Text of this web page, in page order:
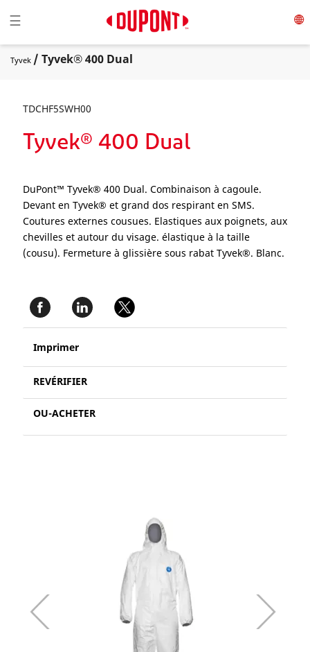
Toggle navigation
☰
Tyvek / Tyvek® 400 Dual
TDCHF5SWH00
Tyvek® 400 Dual
DuPont™ Tyvek® 400 Dual. Combinaison à cagoule.
Devant en Tyvek® et grand dos respirant en SMS.
Coutures externes cousues. Elastiques aux poignets, aux
chevilles et autour du visage. élastique à la taille
(cousu). Fermeture à glissière sous rabat Tyvek®. Blanc.
Imprimer
REVÉRIFIER
OU-ACHETER